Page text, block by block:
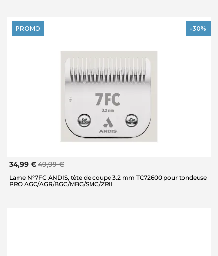
PROMO -30%
34,99 € 49,99 €
Lame N°7FC ANDIS, tête de coupe 3.2 mm TC72600 pour tondeuse
PRO AGC/AGR/BGC/MBG/SMC/ZRII